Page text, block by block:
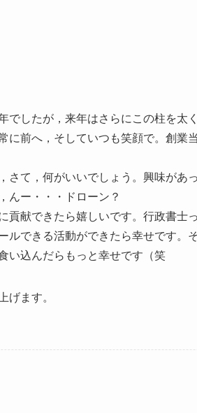
でしたが，来年はさらにこの柱を太
に前へ，そしていつも笑顔で。創業
さて，何がいいでしょう。興味があ
んー・・・ドローン？
貢献できたら嬉しいです。行政書士
ルできる活動ができたら幸せです。
い込んだらもっと幸せです（笑
げます。